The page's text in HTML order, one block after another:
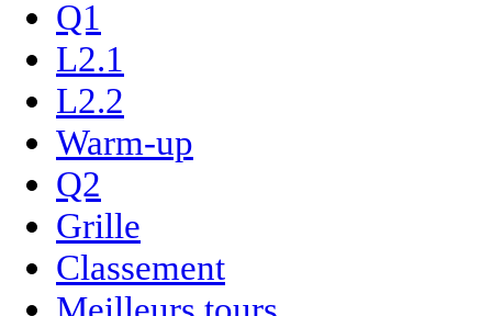
Q1
L2.1
L2.2
Warm-up
Q2
Grille
Classement